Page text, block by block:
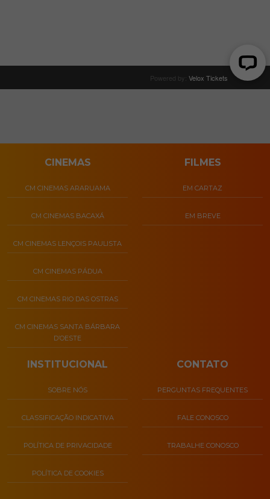
CINEMAS
CM CINEMAS ARARUAMA
CM CINEMAS BACAXÁ
CM CINEMAS LENÇOIS PAULISTA
CM CINEMAS PÁDUA
CM CINEMAS RIO DAS OSTRAS
CM CINEMAS SANTA BÁRBARA
D’OESTE
FILMES
EM CARTAZ
EM BREVE
INSTITUCIONAL
SOBRE NÓS
CLASSIFICAÇÃO INDICATIVA
POLÍTICA DE PRIVACIDADE
POLÍTICA DE COOKIES
CONTATO
PERGUNTAS FREQUENTES
FALE CONOSCO
TRABALHE CONOSCO